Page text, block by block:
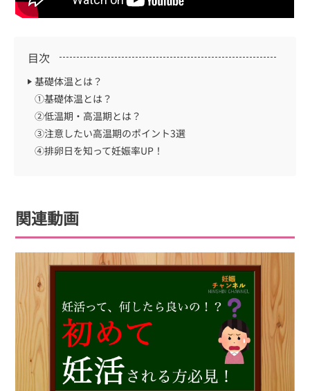
目次
基礎体温とは？
①基礎体温とは？
②低温期・高温期とは？
③注意したい高温期のポイント3選
④排卵日を知って妊娠率UP！
関連動画